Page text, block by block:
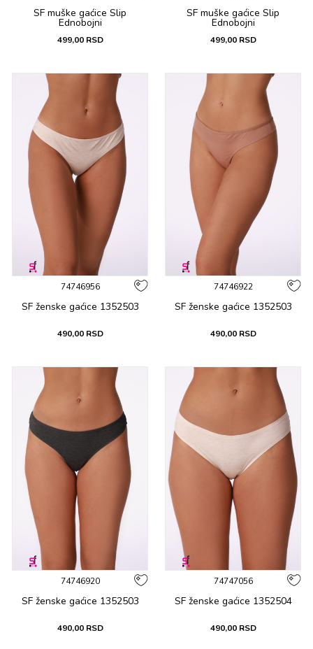
SF muške gaćicе Slip
Ednobojni
499,00 RSD
SF muške gaćicе Slip
Ednobojni
499,00 RSD
74746956
SF ženske gaćicе 1352503
490,00 RSD
74746922
SF ženske gaćicе 1352503
490,00 RSD
74746920
SF ženske gaćicе 1352503
490,00 RSD
74747056
SF ženske gaćicе 1352504
490,00 RSD